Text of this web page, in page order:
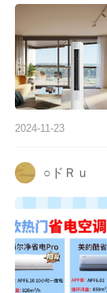
2024-11-23
○ドＲｕ